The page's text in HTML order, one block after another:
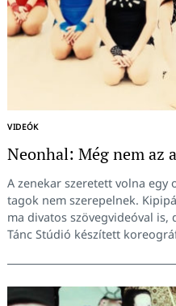
VIDEÓK
Neonhal: Még nem az
A zenekar szeretett volna egy
tagok nem szerepelnek.
ma divatos szövegvideóval
Tánc Stúdió készített